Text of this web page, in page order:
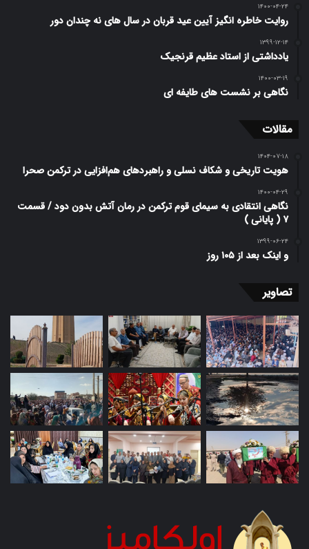
مردم محروم را ملاک قرار داده و از آنها حمایت کرد. افراد
اشراف زاده و متول همواره از دولت طلبکارند و کمتر به
دولت کمک می کنند.
حاکمیت اخلاق و دوری از رذایل اخلاقی
امام علی(ع) تاکید زیادی بر حاکمیت اخلاق در جامعه
دارد و به زمامداران و حاکمان جامعه سفارش می کند که
مراقب افراد عیب جو و سخن چین باشد. باید در حفظ
اسرار مردم و پرده پوشی برمعایب ‌پنهان و اصلاح عیوب
آشکار، اقدام کرد و این حقی است که مردم بر گردن
حاکمان دارند.حاکم نباید کینه کسی را در دل داشته باشد،
زیرا کینه و دشمنی موجب سلب اعتماد و شکاف میان
دولت و ملت خواهد گشت.
اصل هفتم:
انتخاب مشاوران امین و صالح
امام علی(ع) معتقد است که مشاوران صالح و صادق و
زیرا مشاوران امین و صالح نقش موثری در اصلاح
۱۴۰۰-۰۴-۲۴
روایت خاطره انگیز آیین عید قربان در سال های نه چندان دور
۱۳۹۹-۱۲-۱۴
یادداشتی از استاد عظیم قرنجیک
۱۴۰۰-۰۳-۱۹
نگاهی بر نشست های طایفه ای
مقالات
۱۴۰۴-۰۷-۱۸
هویت تاریخی و شکاف نسلی و راهبردهای هم‌افزایی در ترکمن صحرا
۱۴۰۰-۰۴-۲۹
نگاهی انتقادی به سیمای قوم ترکمن در رمان آتش بدون دود / قسمت
۷ ( پایانی )
۱۳۹۹-۰۶-۲۴
و اینک بعد از ۱۰۵ روز
تصاویر